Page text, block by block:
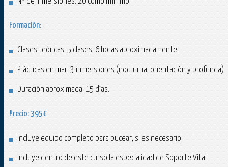
Formación:
Clases teóricas: 5 clases, 6 horas aproximadamente.
Prácticas en mar: 3 inmersiones (nocturna, orientación y profunda)
Duración aproximada: 15 días.
Precio: 395€
Incluye equipo completo para bucear, si es necesario.
Incluye dentro de este curso la especialidad de Soporte Vital